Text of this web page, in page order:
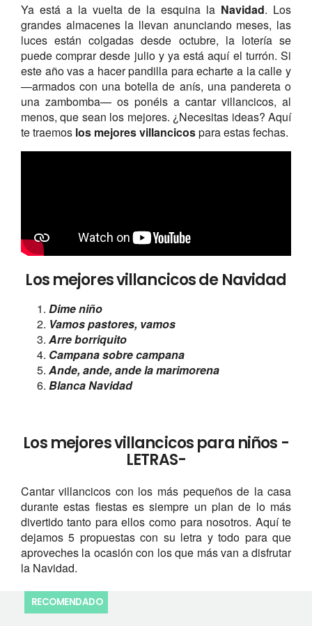
Ya está a la vuelta de la esquina la Navidad. Los
grandes almacenes la llevan anunciando meses, las
luces están colgadas desde octubre, la lotería se
puede comprar desde julio y ya está aquí el turrón. Si
este año vas a hacer pandilla para echarte a la calle y
—armados con una botella de anís, una pandereta o
una zambomba— os ponéis a cantar villancicos, al
menos, que sean los mejores. ¿Necesitas ideas? Aquí
te traemos los mejores villancicospara estas fechas.
Los mejores villancicos de Navidad
Dime niño
Vamos pastores, vamos
Arre borriquito
Campana sobre campana
Ande, ande, ande la marimorena
Blanca Navidad
Los mejores villancicos para niños -
LETRAS-
Cantar villancicos con los más pequeños de la casa
durante estas fiestas es siempre un plan de lo más
divertido tanto para ellos como para nosotros. Aquí te
dejamos 5 propuestas con su letra y todo para que
aproveches la ocasión con los que más van a disfrutar
la Navidad.
RECOMENDADO